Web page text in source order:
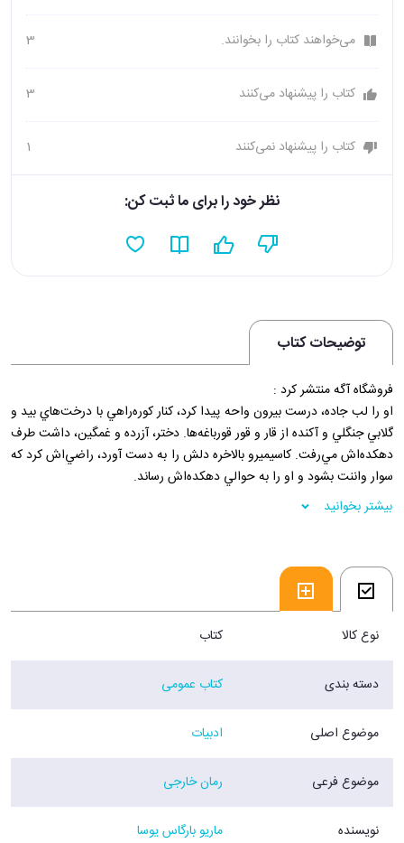
می‌خواهند کتاب را بخوانند. 3
کتاب را پیشنهاد می‌کنند 3
کتاب را پیشنهاد نمی‌کنند 1
نظر خود را برای ما ثبت کن:
توضیحات کتاب
فروشگاه آگه منتشر کرد :
او را لب جاده، درست بيرون واحه پيدا كرد، كنار كوره‌راهي با درخت‌هاي بيد و
گلابي جنگلي و آكنده از قار و قور قورباغه‌ها. دختر، آزرده و غمگين، داشت طرف
دهكده‌اش مي‌رفت. كاسيميرو بالاخره دلش را به دست آورد، راضي‌اش كرد كه
سوار واننت بشود و او را به حوالي دهكده‌اش رساند.
فروشگاه اینترنتی 30بوک
بیشتر بخوانید
نوع کالا کتاب
دسته بندی کتاب عمومی
موضوع اصلی ادبیات
موضوع فرعی رمان خارجی
نویسنده ماریو بارگاس یوسا